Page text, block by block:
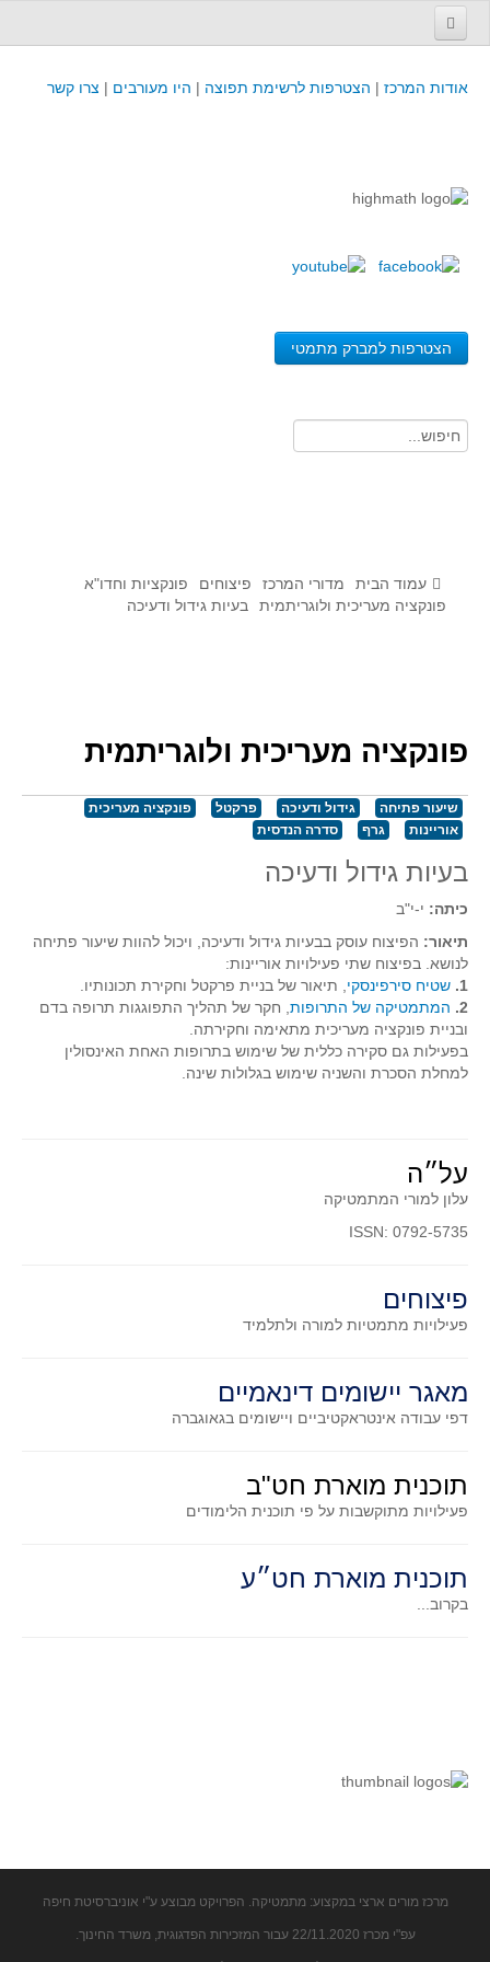
אודות המרכז | הצטרפות לרשימת תפוצה | היו מעורבים | צרו קשר
הצטרפות למברק מתמטי
קורסים והשתלמויות של מרכז המורים - כולל תוצרים
קורסים, כנסים והשתלמויות בארץ - מידע לשנה זו
משאבי הוראה ולמידה
לומדים בחט"ע
בית ספר יסודי
תוצרים מימי עיון וסדנאות - "קשר חם"
מדורי המרכז
פיצוחים
חדו"א
סדרות
בעיות מילוליות
עולם המספרים
פונקציות וחדו"א
חוקיות והפונקציה
פונקצית הישר
פונקצית הערך המוחלט
פונקצית השורש
פונקציה מעריכית ולוגריתמית
קעירות ונקודות פיתול
המלצות השבוע
מצולעים
דמיון
המעגל פיצוחים
גאומטריית המרחב
עמוד הבית מדורי המרכז פיצוחים
פונקציות וחדו"א
פונקציה מעריכית ולוגריתמית
בעיות גידול ודעיכה
פונקציה מעריכית ולוגריתמית
שיעור פתיחה גידול ודעיכה פרקטל
פונקציה מעריכית
אוריינות
גרף סדרה הנדסית
בעיות גידול ודעיכה
כיתה: י-י"ב
תיאור: הפיצוח עוסק בבעיות גידול ודעיכה, ויכול להוות שיעור פתיחה
לנושא. בפיצוח שתי פעילויות אוריינות:
1. שטיח סירפינסקי , תיאור של בניית פרקטל וחקירת תכונותיו.
2. המתמטיקה של התרופות , חקר של תהליך התפוגגות תרופה בדם
ובניית פונקציה מעריכית מתאימה וחקירתה.
בפעילות גם סקירה כללית של שימוש בתרופות האחת האינסולין
למחלת הסכרת והשניה שימוש בגלולות שינה.
על״ה
עלון למורי המתמטיקה
ISSN: 0792-5735
פיצוחים
פעילויות מתמטיות למורה ולתלמיד
מאגר יישומים דינאמיים
דפי עבודה אינטראקטיביים ויישומים בגאוגברה
תוכנית מוארת חט"ב
פעילויות מתוקשבות על פי תוכנית הלימודים
תוכנית מוארת חט״ע
בקרוב...
מרכז מורים ארצי במקצוע: מתמטיקה. הפרויקט מבוצע ע"י אוניברסיטת חיפה
עפ"י מכרז 22/11.2020 עבור המזכירות הפדגוגית, משרד החינוך.